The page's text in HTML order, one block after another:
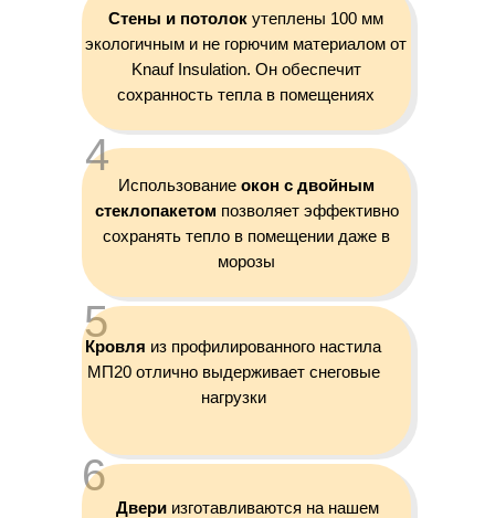
Использование окон с двойным
стеклопакетом позволяет эффективно
сохранять тепло в помещении даже в
морозы
Стены и потолок утеплены 100 мм
экологичным и не горючим материалом от
Knauf Insulation. Он обеспечит
сохранность тепла в помещениях
6
4
5
Двери изготавливаются на нашем
Кровля из профилированного настила
МП20 отлично выдерживает снеговые
нагрузки